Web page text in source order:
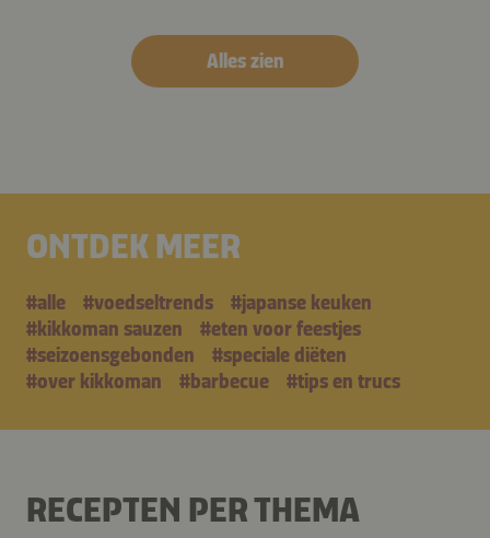
Alles zien
ONTDEK MEER
#alle #voedseltrends
#japanse keuken
#kikkoman sauzen
#eten voor feestjes
#seizoensgebonden
#speciale diëten
#over kikkoman
#barbecue #tips en trucs
RECEPTEN PER THEMA